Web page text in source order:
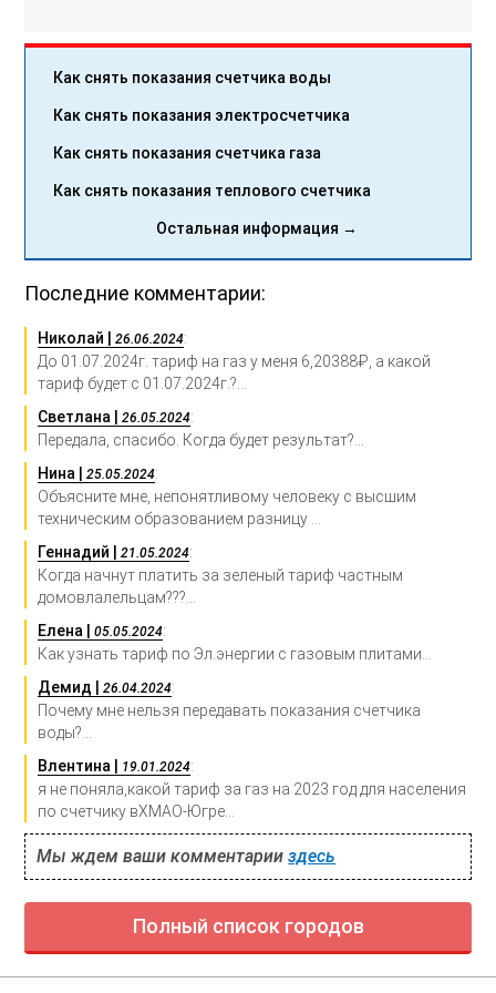
Как снять показания счетчика воды
Как снять показания электросчетчика
Как снять показания счетчика газа
Как снять показания теплового счетчика
Остальная информация →
Последние комментарии:
Николай |26.06.2024:
До 01.07.2024г. тариф на газ у меня 6,20388₽, а какой
тариф будет с 01.07.2024г.?...
Светлана |26.05.2024:
Передала, спасибо. Когда будет результат?...
Нина |25.05.2024:
Объясните мне, непонятливому человеку с высшим
техническим образованием разницу ...
Геннадий |21.05.2024:
Когда начнут платить за зеленый тариф частным
домовлалельцам???...
Елена |05.05.2024:
Как узнать тариф по Эл.энергии с газовым плитами...
Демид |26.04.2024:
Почему мне нельзя передавать показания счетчика
воды?...
Влентина |
19.01.2024:
я не поняла,какой тариф за газ на 2023 год для населения
по счетчику вХМАО-Югре...
Мы ждем ваши комментарииздесь
Полный список городов